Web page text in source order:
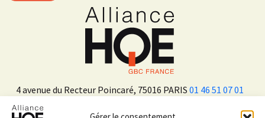
4 avenue du Recteur Poincaré, 75016 PARIS 01 46 51 07 01